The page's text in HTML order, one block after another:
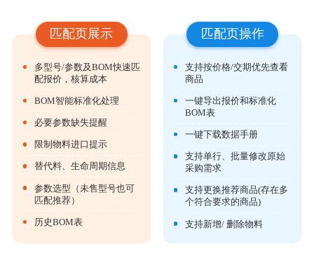
匹配页展示
多型号/参数及BOM快速匹
配报价，核算成本
BOM智能标准化处理
必要参数缺失提醒
限制物料进口提示
替代料、生命周期信息
参数选型（未售型号也可
匹配推荐）
历史BOM表
匹配页操作
支持按价格/交期优先查看
商品
一键导出报价和标准化
BOM表
一键下载数据手册
支持单行、批量修改原始
采购需求
支持更换推荐商品(存在多
个符合要求的商品)
支持新增/ 删除物料